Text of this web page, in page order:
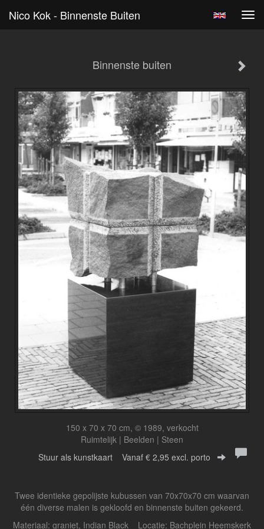
Nico Kok - Binnenste Buiten
Binnenste buiten
150 x 70 x 70 cm, © 1989, verkocht
Ruimtelijk | Beelden | Steen
Stuur als kunstkaart Vanaf € 2,95 excl. porto
Twee identieke gepolijste kubussen van 70x70x70 cm waarvan
één diverse malen is gekloofd en binnenste buiten gekeerd.
Materiaal: graniet, Indian Black Locatie: Bachplein Heemskerk